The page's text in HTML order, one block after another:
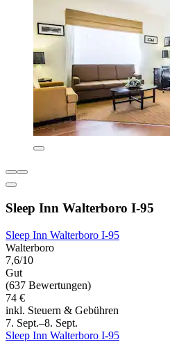
Sleep Inn Walterboro I-95
Sleep Inn Walterboro I-95
Walterboro
7,6/10
Gut
(637 Bewertungen)
74 €
inkl. Steuern & Gebühren
7. Sept.–8. Sept.
Sleep Inn Walterboro I-95